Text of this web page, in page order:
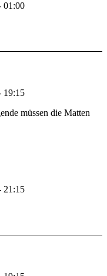
01:00
19:15
müssen die Matten
21:15